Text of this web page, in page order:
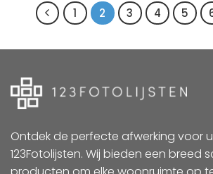
1 2 3 4 5
Ontdek de perfecte afwerking voor
123Fotolijsten. Wij bieden een breed